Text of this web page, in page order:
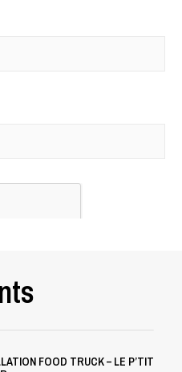
FOOD TRUCK – LE P’TIT